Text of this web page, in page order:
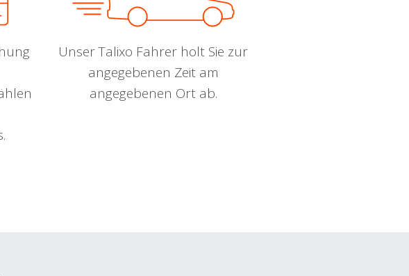
Unser Talixo Fahrer holt Sie zur
angegebenen Zeit am
angegebenen Ort ab.